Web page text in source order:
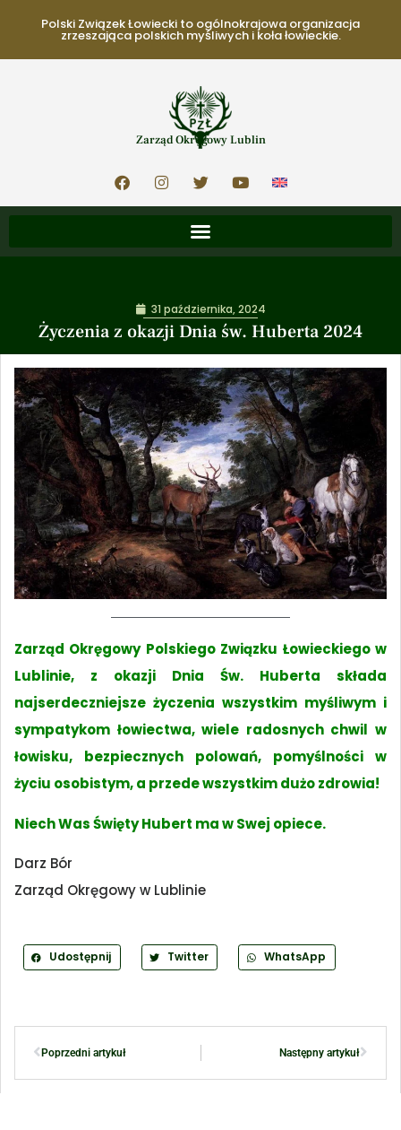
Polski Związek Łowiecki to ogólnokrajowa organizacja
zrzeszająca polskich myśliwych i koła łowieckie.
Zarząd Okręgowy Lublin
Życzenia z okazji Dnia św. Huberta 2024
31 października, 2024
Zarząd Okręgowy Polskiego Związku Łowieckiego w
Lublinie, z okazji Dnia Św. Huberta składa
najserdeczniejsze życzenia wszystkim myśliwym i
sympatykom łowiectwa, wiele radosnych chwil w
łowisku, bezpiecznych polowań, pomyślności w
życiu osobistym, a przede wszystkim dużo zdrowia!
Niech Was Święty Hubert ma w Swej opiece.
Darz Bór
Zarząd Okręgowy w Lublinie
Udostępnij Twitter WhatsApp
Poprzedni artykuł Następny artykuł